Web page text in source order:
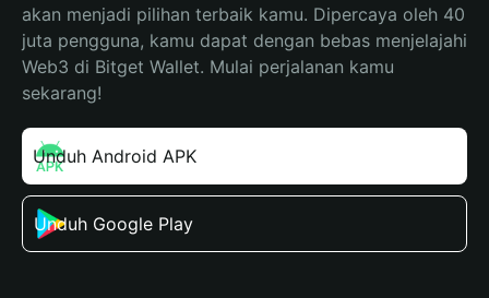
akan menjadi pilihan terbaik kamu. Dipercaya oleh 40
juta pengguna, kamu dapat dengan bebas menjelajahi
Web3 di Bitget Wallet. Mulai perjalanan kamu
sekarang!
Unduh Android APK
Unduh Google Play